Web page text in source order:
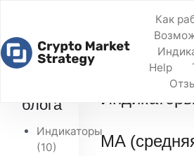
Как
Help
блога
Индикаторы
(10)
Блог/
Индикаторы
MA